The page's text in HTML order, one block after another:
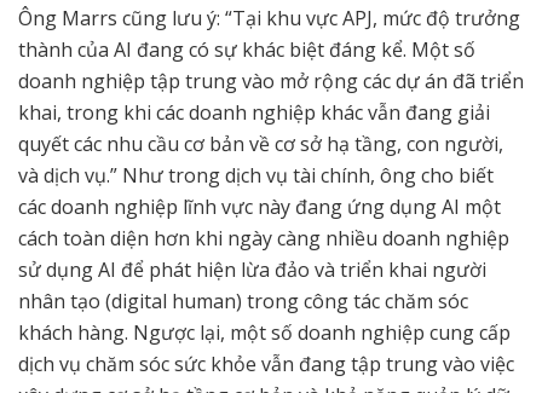
Ông Marrs cũng lưu ý: “Tại khu vực APJ, mức độ trưởng
thành của AI đang có sự khác biệt đáng kể. Một số
doanh nghiệp tập trung vào mở rộng các dự án đã triển
khai, trong khi các doanh nghiệp khác vẫn đang giải
quyết các nhu cầu cơ bản về cơ sở hạ tầng, con người,
và dịch vụ.” Như trong dịch vụ tài chính, ông cho biết
các doanh nghiệp lĩnh vực này đang ứng dụng AI một
cách toàn diện hơn khi ngày càng nhiều doanh nghiệp
sử dụng AI để phát hiện lừa đảo và triển khai người
nhân tạo (digital human) trong công tác chăm sóc
khách hàng. Ngược lại, một số doanh nghiệp cung cấp
dịch vụ chăm sóc sức khỏe vẫn đang tập trung vào việc